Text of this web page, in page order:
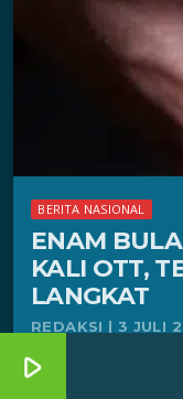
BERITA NASIONAL
ENAM
KALI OTT,
LANGKAT
REDAKSI | 3 JULI
Jakarta,
play_arrow